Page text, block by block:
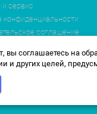
и сервис
конфиденциальности
соглашение
вы соглашаетесь на
и других целей,